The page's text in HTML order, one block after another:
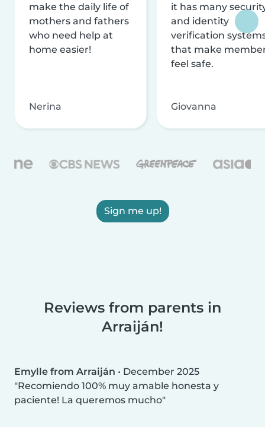
make the daily life of
mothers and fathers
who need help at
home easier!
Nerina
it has many
and identity
verification
that make
feel safe.
Giovanna
Sign me up!
Reviews from parents in
Arraiján!
Emylle from Arraiján • December 2025
Recomiendo 100% muy amable honesta y
paciente! La queremos mucho